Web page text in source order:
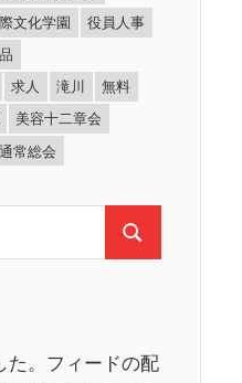
文化学園
役員人事
求人 滝川
無料
美容十二章会
通常総会
検
た。フィードの配